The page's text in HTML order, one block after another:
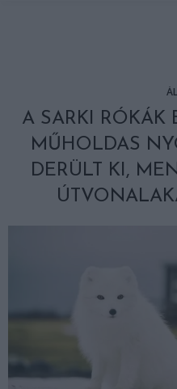
A SARKI RÓKÁK
MŰHOLDAS
DERÜLT KI,